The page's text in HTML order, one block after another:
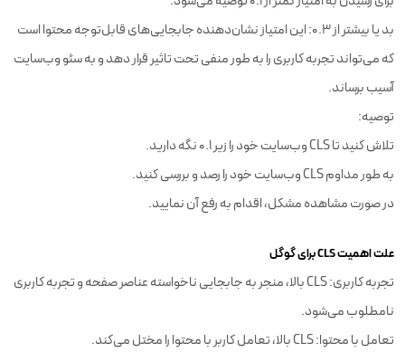
بد یا بیشتر از 0.3: این امتیاز نشان‌دهنده جابجایی‌های قابل‌توجه محتوا است
که می‌تواند تجربه کاربری را به طور منفی تحت تاثیر قرار دهد و به سئو وب‌سایت
آسیب برساند.
توصیه:
تلاش کنید تا CLS وب‌سایت خود را زیر 0.1 نگه دارید.
به طور مداوم CLS وب‌سایت خود را رصد و بررسی کنید.
در صورت مشاهده مشکل، اقدام به رفع آن نمایید.
علت اهمیت CLS برای گوگل
تجربه کاربری: CLS بالا، منجر به جابجایی ناخواسته عناصر صفحه و تجربه کاربری
نامطلوب می‌شود.
تعامل با محتوا: CLS بالا، تعامل کاربر با محتوا را مختل می‌کند.